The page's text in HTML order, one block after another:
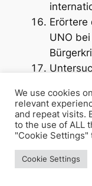
Erörtere
UNO
We use cookies
relevant
and repeat visits.
to the use of ALL
"Cookie Settings"
Cookie Settings